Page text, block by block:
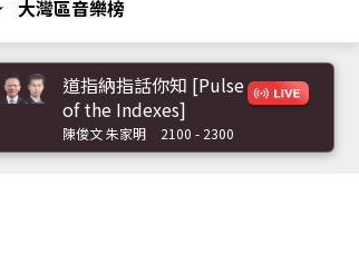
大灣區音樂榜
道指納指話你知 [Pulse
of the Indexes]
陳俊文 朱家明 2100 - 2300